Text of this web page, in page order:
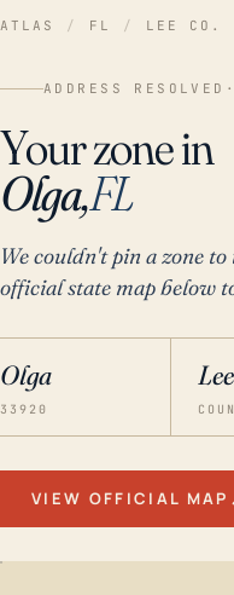
ATLAS / FL / LEE CO.
ADDRESS RESOLVED
Your zone in
Olga,FL
We couldn't pin a zone
official state map below
Olga
33920
Lee
VIEW OFFICIAL MAP